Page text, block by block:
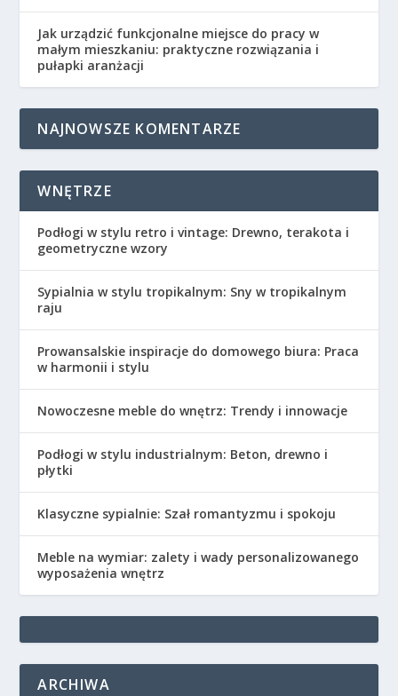
Jak urządzić funkcjonalne miejsce do pracy w
małym mieszkaniu: praktyczne rozwiązania i
pułapki aranżacji
NAJNOWSZE KOMENTARZE
WNĘTRZE
Podłogi w stylu retro i vintage: Drewno, terakota i
geometryczne wzory
Sypialnia w stylu tropikalnym: Sny w tropikalnym
raju
Prowansalskie inspiracje do domowego biura: Praca
w harmonii i stylu
Nowoczesne meble do wnętrz: Trendy i innowacje
Podłogi w stylu industrialnym: Beton, drewno i
płytki
Klasyczne sypialnie: Szał romantyzmu i spokoju
Meble na wymiar: zalety i wady personalizowanego
wyposażenia wnętrz
ARCHIWA